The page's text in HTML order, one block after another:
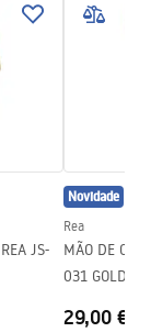
_24.pdf
JS-
Novidade
Rea
MÃO DE
031 GOLD
29,00 €